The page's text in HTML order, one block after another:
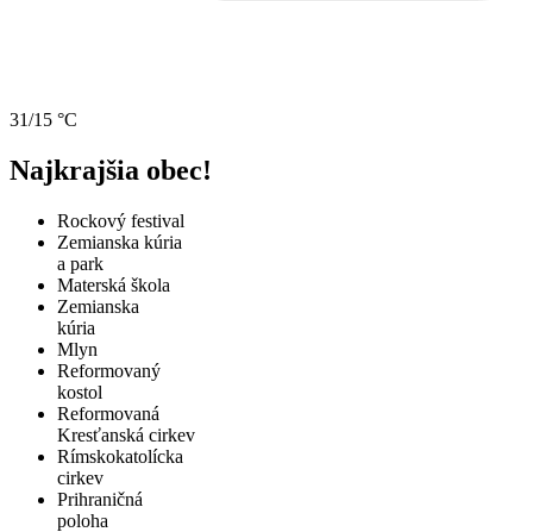
31/15 °C
Najkrajšia obec!
Rockový festival
Zemianska kúria
a park
Materská škola
Zemianska
kúria
Mlyn
Reformovaný
kostol
Reformovaná
Kresťanská cirkev
Rímskokatolícka
cirkev
Prihraničná
poloha